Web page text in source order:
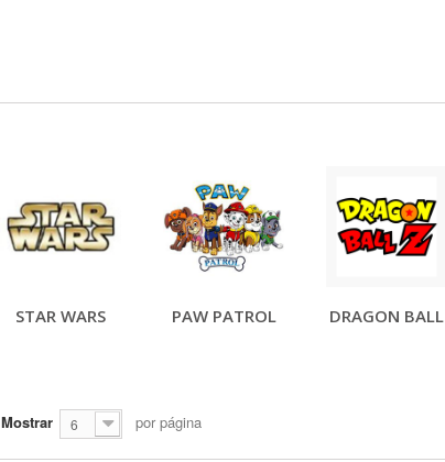
STAR WARS PAW PATROL DRAGON BALL
Mostrar 6 por página